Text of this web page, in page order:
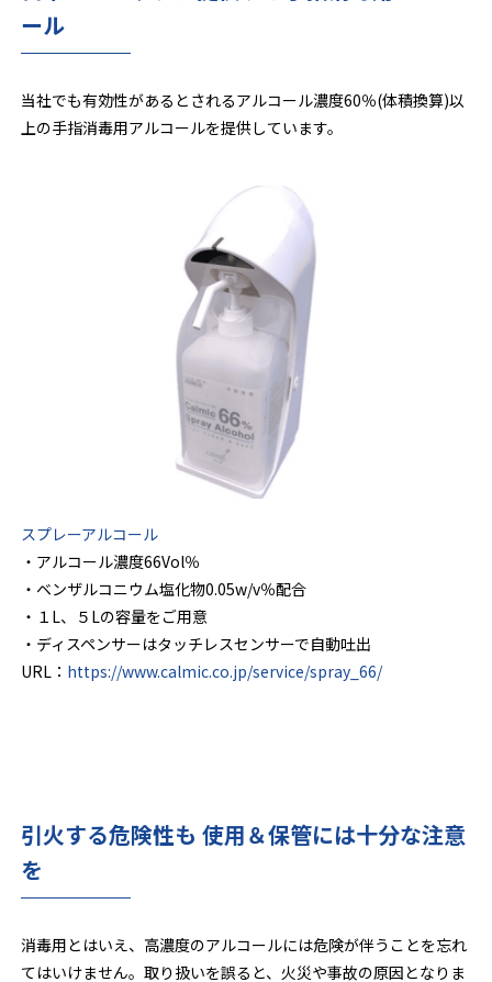
ール
当社でも有効性があるとされるアルコール濃度60％(体積換算)以
上の手指消毒用アルコールを提供しています。
スプレーアルコール
・アルコール濃度66Vol％
・ベンザルコニウム塩化物0.05w/v％配合
・１L、５Lの容量をご用意
・ディスペンサーはタッチレスセンサーで自動吐出
URL： https://www.calmic.co.jp/service/spray_66/
引火する危険性も 使用＆保管には十分な注意
を
消毒用とはいえ、高濃度のアルコールには危険が伴うことを忘れ
てはいけません。取り扱いを誤ると、火災や事故の原因となりま